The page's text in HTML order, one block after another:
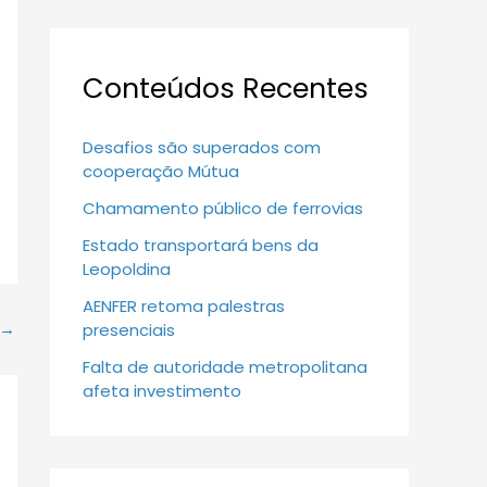
→
Conteúdos Recentes
Desafios são superados com
cooperação Mútua
Chamamento público de ferrovias
Estado transportará bens da
Leopoldina
AENFER retoma palestras
presenciais
Falta de autoridade metropolitana
afeta investimento